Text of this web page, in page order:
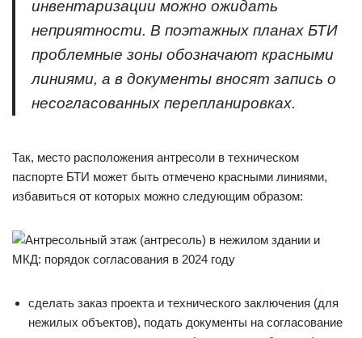
инвентаризации можно ожидать
неприятности. В поэтажных планах БТИ
проблемные зоны обозначают красными
линиями, а в документы вносят запись о
несогласованных перепланировках.
Так, место расположения антресоли в техническом
паспорте БТИ может быть отмечено красными линиями,
избавиться от которых можно следующим образом:
сделать заказ проекта и технического заключения (для
нежилых объектов), подать документы на согласование